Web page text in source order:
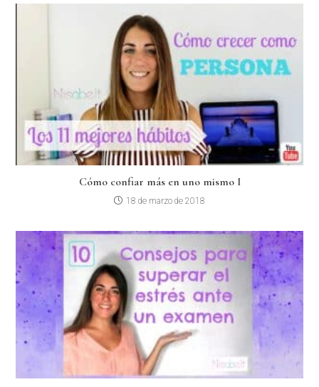
Cómo confiar más en uno mismo I
18 de marzo de 2018